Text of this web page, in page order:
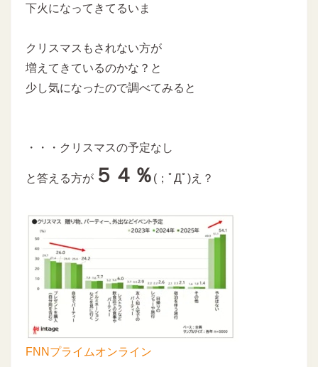
下火になってきてるいま
クリスマスもされない方が
増えてきているのかな？と
少し気になったので調べてみると
・・・クリスマスの予定なし
と答える方が ５４％ (；ﾟДﾟ)え？
FNNプライムオンライン